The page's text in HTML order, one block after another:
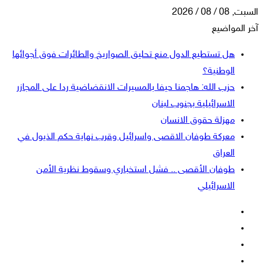
السبت, 08 / 08 / 2026
آخر المواضيع
هل تستطيع الدول منع تحليق الصواريخ والطائرات فوق أجوائها
الوطنية؟
حزب الله: هاجمنا حيفا بالمسيرات الانقضاضية ردا على المجازر
الاسرائيلية بجنوب لبنان
مهزلة حقوق الانسان
معركة طوفان الاقصى واسرائيل وقرب نهاية حكم الذيول في
العراق
طوفان الأقصى .. فشل استخباري وسقوط نظرية الأمن
الاسرائيلي